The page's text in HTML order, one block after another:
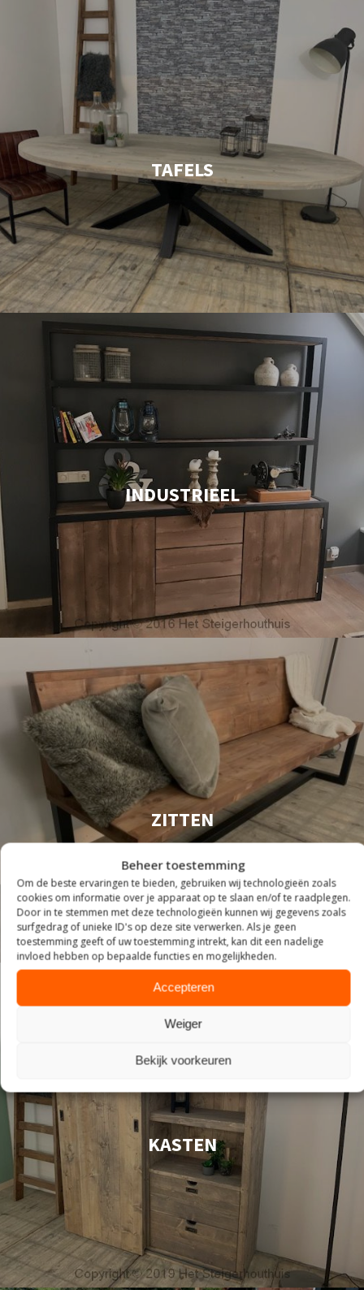
Beheer toestemming
Om de beste ervaringen te bieden, gebruiken wij technologieën zoals
cookies om informatie over je apparaat op te slaan en/of te raadplegen.
Door in te stemmen met deze technologieën kunnen wij gegevens zoals
surfgedrag of unieke ID's op deze site verwerken. Als je geen
toestemming geeft of uw toestemming intrekt, kan dit een nadelige
invloed hebben op bepaalde functies en mogelijkheden.
Accepteren
Weiger
Bekijk voorkeuren
TAFELS
INDUSTRIEEL
ZITTEN
KASTEN